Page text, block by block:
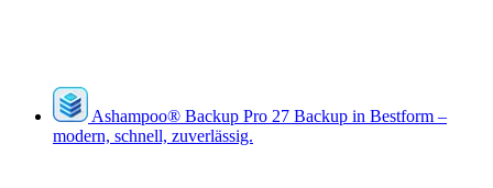
Ashampoo® Backup Pro 27 Backup in Bestform –
modern, schnell, zuverlässig.